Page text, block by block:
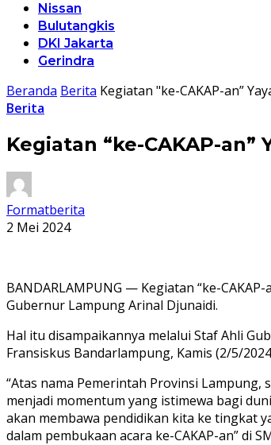
Nissan
Bulutangkis
DKI Jakarta
Gerindra
Beranda Berita Kegiatan "ke-CAKAP-an”
Berita
Kegiatan “ke-CAKAP-
Formatberita
2 Mei 2024
BANDARLAMPUNG — Kegiatan “ke-
Gubernur Lampung Arinal Djunaidi.
Hal itu disampaikannya melalui Staf Ahli
Fransiskus Bandarlampung, Kamis (2/5/
“Atas nama Pemerintah Provinsi
menjadi momentum yang istimewa bagi
akan membawa pendidikan kita ke tingkat
dalam pembukaan acara ke-CAKAP-an” di